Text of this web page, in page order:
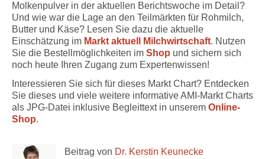
Molkenpulver in der aktuellen Berichtswoche im Detail?
Und wie war die Lage an den Teilmärkten für Rohmilch,
Butter und Käse? Lesen Sie dazu die aktuelle
Einschätzung im Markt aktuell Milchwirtschaft. Nutzen
Sie die Bestellmöglichkeiten im Shop und sichern sich
noch heute Ihren Zugang zum Expertenwissen!
Interessieren Sie sich für dieses Markt Chart? Entdecken
Sie dieses und viele weitere informative AMI-Markt Charts
als JPG-Datei inklusive Begleittext in unserem Online-
Shop.
Beitrag von Dr. Kerstin Keunecke